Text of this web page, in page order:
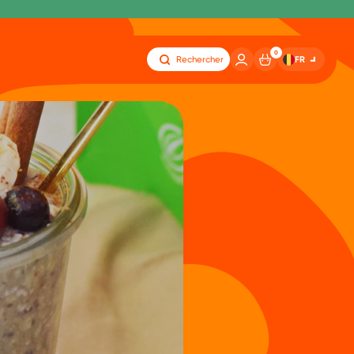
Rechercher
0
FR